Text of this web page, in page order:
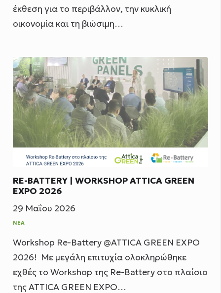
έκθεση για το περιβάλλον, την κυκλική
οικονομία και τη βιώσιμη…
RE-BATTERY | WORKSHOP ATTICA GREEN
EXPO 2026
29 Μαΐου 2026
ΝΈΑ
Workshop Re-Battery @ATTICA GREEN EXPO
2026! Με μεγάλη επιτυχία ολοκληρώθηκε
εχθές το Workshop της Re-Battery στο πλαίσιο
της ATTICA GREEN EXPO…